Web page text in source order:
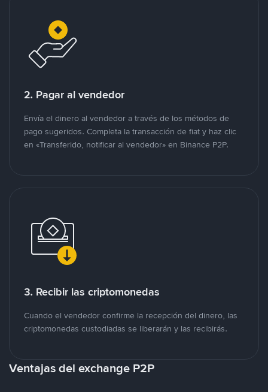
2. Pagar al vendedor
Envía el dinero al vendedor a través de los métodos de
pago sugeridos. Completa la transacción de fiat y haz clic
en «Transferido, notificar al vendedor» en Binance P2P.
3. Recibir las criptomonedas
Cuando el vendedor confirme la recepción del dinero, las
criptomonedas custodiadas se liberarán y las recibirás.
Ventajas del exchange P2P